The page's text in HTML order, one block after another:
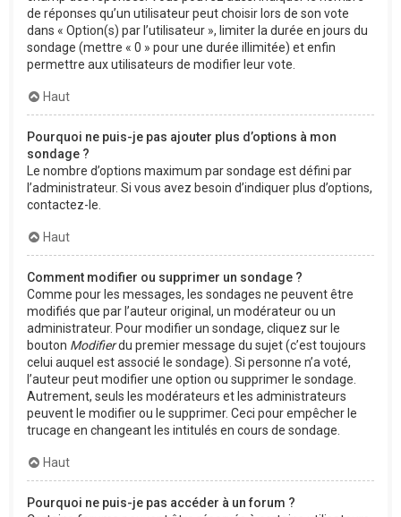
de réponses qu’un utilisateur peut choisir lors de son vote
dans « Option(s) par l’utilisateur », limiter la durée en jours du
sondage (mettre « 0 » pour une durée illimitée) et enfin
permettre aux utilisateurs de modifier leur vote.
Haut
Pourquoi ne puis-je pas ajouter plus d’options à mon
sondage ?
Le nombre d’options maximum par sondage est défini par
l’administrateur. Si vous avez besoin d’indiquer plus d’options,
contactez-le.
Haut
Comment modifier ou supprimer un sondage ?
Comme pour les messages, les sondages ne peuvent être
modifiés que par l’auteur original, un modérateur ou un
administrateur. Pour modifier un sondage, cliquez sur le
bouton Modifierdu premier message du sujet (c’est toujours
celui auquel est associé le sondage). Si personne n’a voté,
l’auteur peut modifier une option ou supprimer le sondage.
Autrement, seuls les modérateurs et les administrateurs
peuvent le modifier ou le supprimer. Ceci pour empêcher le
trucage en changeant les intitulés en cours de sondage.
Haut
Pourquoi ne puis-je pas accéder à un forum ?